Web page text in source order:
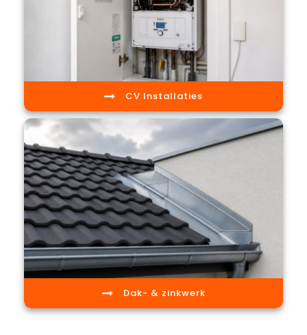
CV Installaties
Dak- & zinkwerk